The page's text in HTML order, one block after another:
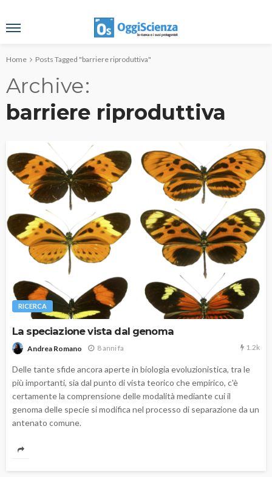
Home Posts Tagged "barriere riproduttiva"
Archive
barriere riproduttiva
RICERCA
La speciazione vista dal genoma
Andrea Romano 8 anni fa 1.2k
Delle tante sfide ancora aperte in biologia evoluzionistica, tra le
più importanti, sia dal punto di vista teorico che empirico, c'è
certamente la comprensione delle modalità mediante cui il
genoma delle specie si modifica nel processo di separazione da un
antenato comune.